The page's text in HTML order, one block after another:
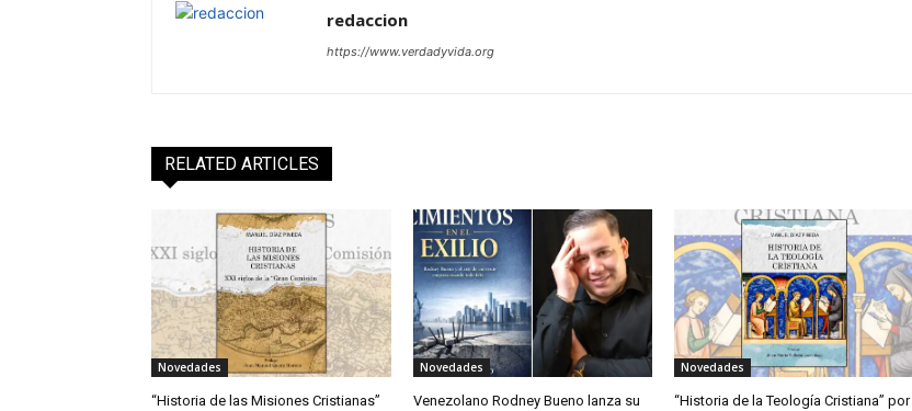
redaccion
https://www.verdadyvida.org
RELATED ARTICLES
Novedades
“Historia de las Misiones Cristianas”
Novedades
Venezolano Rodney Bueno lanza su
Novedades
“Historia de la Teología Cristiana” por